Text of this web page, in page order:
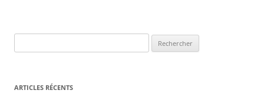
ARTICLES RÉCENTS